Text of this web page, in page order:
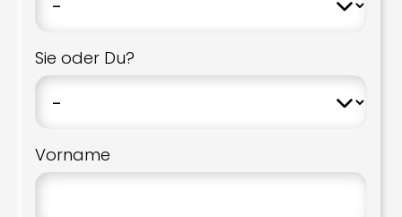
Sie oder Du?
Vorname